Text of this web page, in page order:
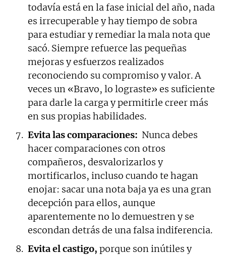
todavía está en la fase inicial del año, nada
es irrecuperable y hay tiempo de sobra
para estudiar y remediar la mala nota que
sacó. Siempre refuerce las pequeñas
mejoras y esfuerzos realizados
reconociendo su compromiso y valor. A
veces un «Bravo, lo lograste» es suficiente
para darle la carga y permitirle creer más
en sus propias habilidades.
Evita las comparaciones: Nunca debes
hacer comparaciones con otros
compañeros, desvalorizarlos y
mortificarlos, incluso cuando te hagan
enojar: sacar una nota baja ya es una gran
decepción para ellos, aunque
aparentemente no lo demuestren y se
escondan detrás de una falsa indiferencia.
Evita el castigo, porque son inútiles y